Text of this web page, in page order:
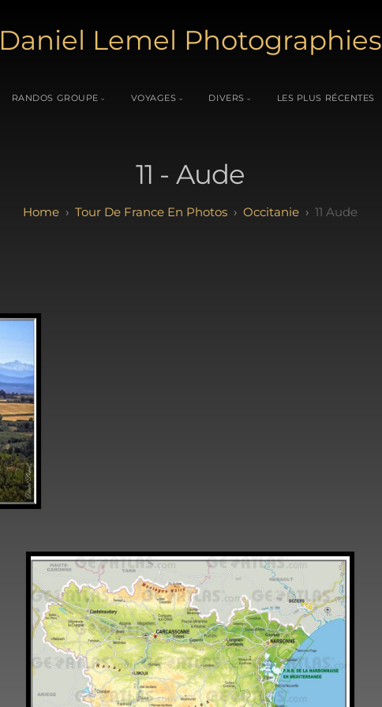
Daniel Lemel Photographies
RANDOS GROUPE VOYAGES DIVERS LES PLUS RÉCENTES
11 - Aude
Tour De France En Photos Occitanie 11 Aude